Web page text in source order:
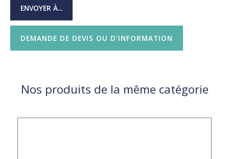
ENVOYER À...
DEMANDE DE DEVIS OU D'INFORMATION
Nos produits de la même catégorie